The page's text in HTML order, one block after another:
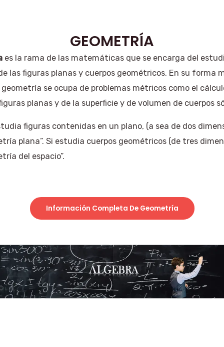
GEOMETRÍA
es la rama de las matemáticas que se encarga del
las figuras planas y cuerpos geométricos. En su forma
se ocupa de problemas métricos como el
planas y de la superficie y de volumen de cuerpos
figuras contenidas en un plano, (a sea de dos
plana”. Si estudia cuerpos geométricos (de tres
del espacio”.
Información Completa De Geometría